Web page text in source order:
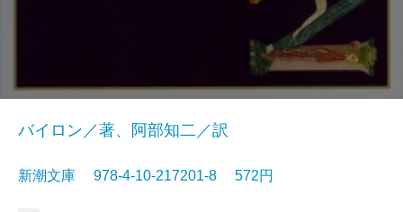
バイロン／著、阿部知二／訳
新潮文庫 978-4-10-217201-8 572円